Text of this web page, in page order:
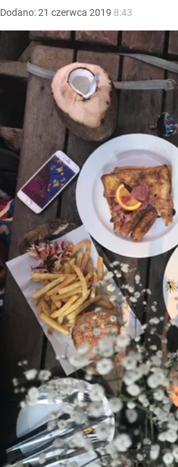
Dodano:21 czerwca 2019 8:43